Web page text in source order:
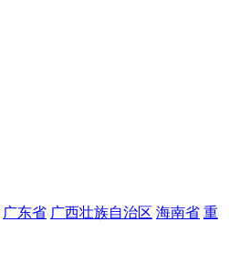
广东省 广西壮族自治区 海南省 重